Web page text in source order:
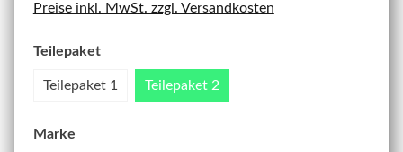
Preise inkl. MwSt. zzgl. Versandkosten
Teilepaket
Teilepaket 1 Teilepaket 2
Marke